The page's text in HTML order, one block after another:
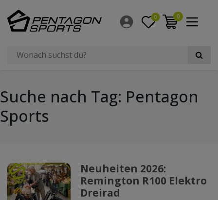
0 0
Suche nach Tag: Pentagon
Sports
Neuheiten 2026:
Remington R100 Elektro
Dreirad